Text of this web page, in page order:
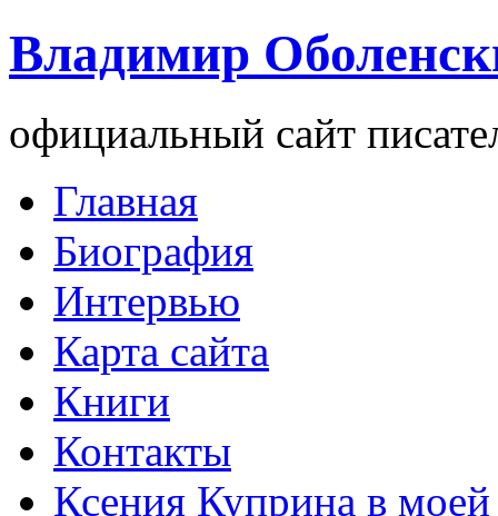
Владимир
официальный сайт
Главная
Биография
Интервью
Карта сайта
Книги
Контакты
Ксения Куприна в